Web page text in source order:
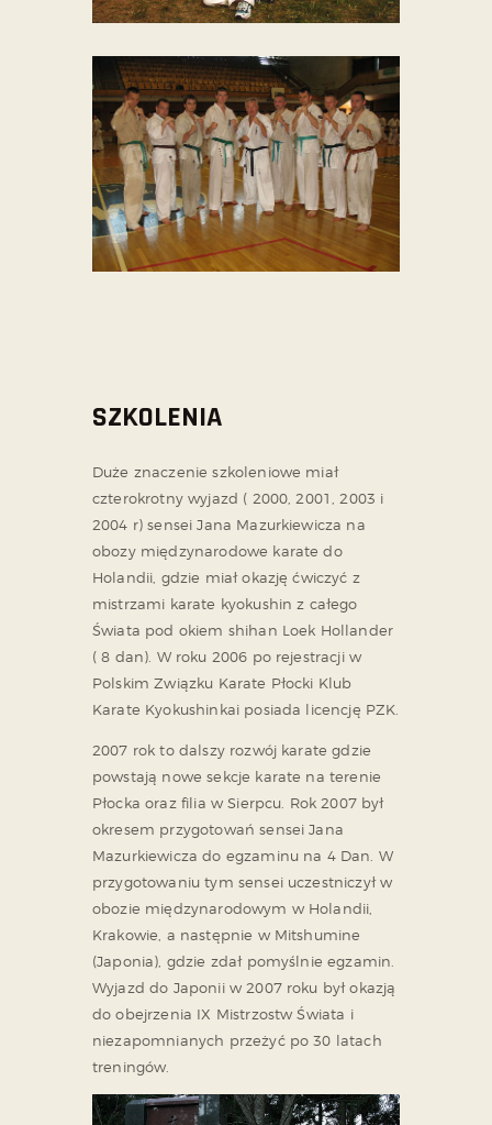
SZKOLENIA
Duże znaczenie szkoleniowe miał
czterokrotny wyjazd ( 2000, 2001, 2003 i
2004 r) sensei Jana Mazurkiewicza na
obozy międzynarodowe karate do
Holandii, gdzie miał okazję ćwiczyć z
mistrzami karate kyokushin z całego
Świata pod okiem shihan Loek Hollander
( 8 dan). W roku 2006 po rejestracji w
Polskim Związku Karate Płocki Klub
Karate Kyokushinkai posiada licencję PZK.
2007 rok to dalszy rozwój karate gdzie
powstają nowe sekcje karate na terenie
Płocka oraz filia w Sierpcu. Rok 2007 był
okresem przygotowań sensei Jana
Mazurkiewicza do egzaminu na 4 Dan. W
przygotowaniu tym sensei uczestniczył w
obozie międzynarodowym w Holandii,
Krakowie, a następnie w Mitshumine
(Japonia), gdzie zdał pomyślnie egzamin.
Wyjazd do Japonii w 2007 roku był okazją
do obejrzenia IX Mistrzostw Świata i
niezapomnianych przeżyć po 30 latach
treningów.